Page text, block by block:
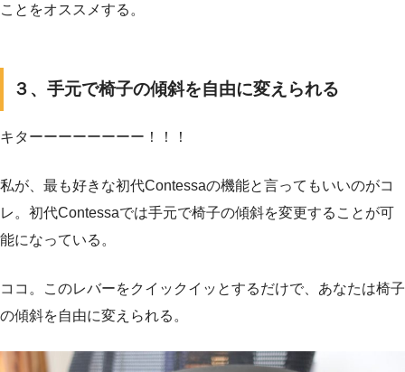
ことをオススメする。
３、手元で椅子の傾斜を自由に変えられる
キターーーーーーーー！！！
私が、最も好きな初代Contessaの機能と言ってもいいのがコ
レ。初代Contessaでは手元で椅子の傾斜を変更することが可
能になっている。
ココ。このレバーをクイックイッとするだけで、あなたは椅子
の傾斜を自由に変えられる。